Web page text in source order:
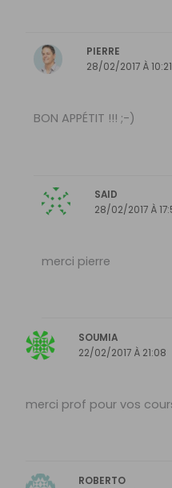
PIERRE
28/02/2017 À 10:21
BON APPÉTIT !!! ;-)
SAID
28/02/2017 À
merci pierre
SOUMIA
22/02/2017 À 21:08
merci prof pour vos
ROBERTO